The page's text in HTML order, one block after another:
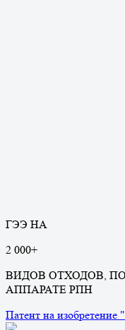
ГЭЭ НА
2 000+
ВИДОВ ОТХОДОВ,
АППАРАТЕ РПН
Патент на изобретение